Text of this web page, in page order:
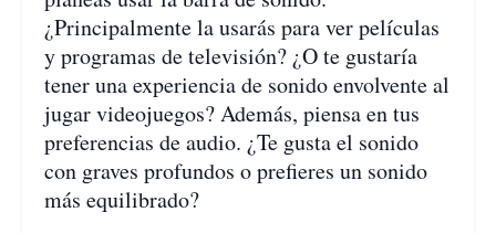
¿Principalmente la usarás para ver películas
y programas de televisión? ¿O te gustaría
tener una experiencia de sonido envolvente al
jugar videojuegos? Además, piensa en tus
preferencias de audio. ¿Te gusta el sonido
con graves profundos o prefieres un sonido
más equilibrado?